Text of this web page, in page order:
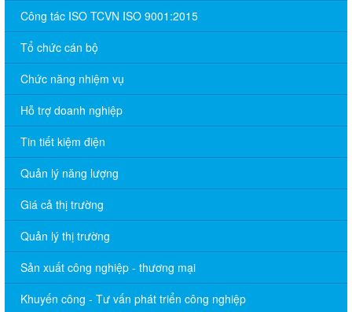
Công tác ISO TCVN ISO 9001:2015
Tổ chức cán bộ
Chức năng nhiệm vụ
Hỗ trợ doanh nghiệp
Tin tiết kiệm điện
Quản lý năng lượng
Giá cả thị trường
Quản lý thị trường
Sản xuất công nghiệp - thương mại
Khuyến công - Tư vấn phát triển công nghiệp